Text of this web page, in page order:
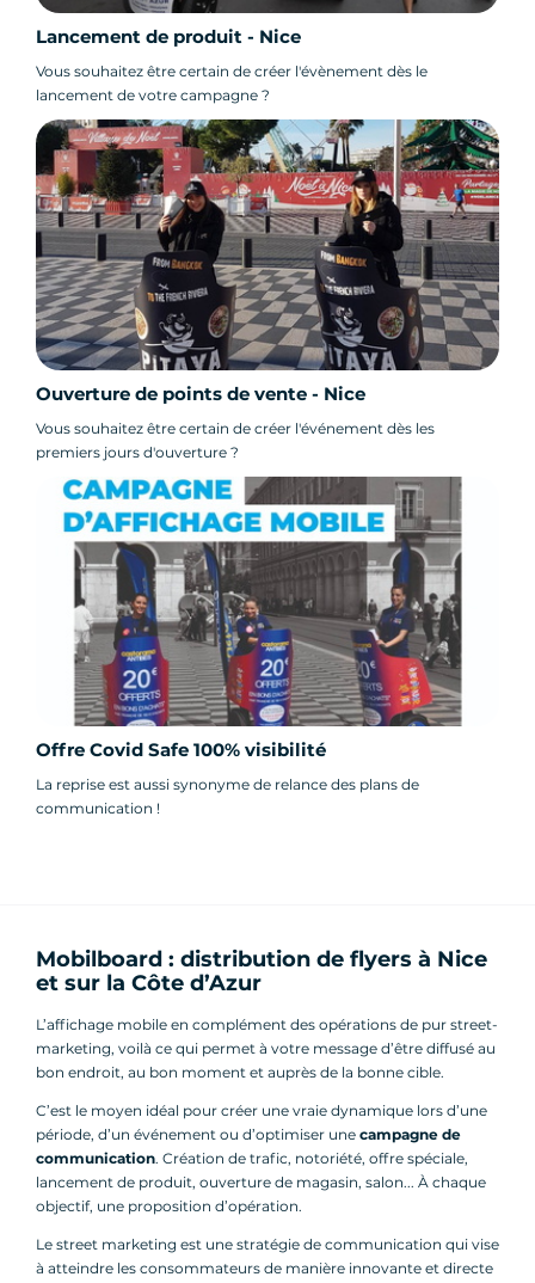
Lancement de produit - Nice
Vous souhaitez être certain de créer l'évènement dès le
lancement de votre campagne ?
Ouverture de points de vente - Nice
Vous souhaitez être certain de créer l'événement dès les
premiers jours d'ouverture ?
Offre Covid Safe 100% visibilité
La reprise est aussi synonyme de relance des plans de
communication !
Mobilboard : distribution de flyers à Nice
et sur la Côte d’Azur
L’affichage mobile en complément des opérations de pur street-
marketing, voilà ce qui permet à votre message d’être diffusé au
bon endroit, au bon moment et auprès de la bonne cible.
C’est le moyen idéal pour créer une vraie dynamique lors d’une
période, d’un événement ou d’optimiser une campagne de
communication. Création de trafic, notoriété, offre spéciale,
lancement de produit, ouverture de magasin, salon... À chaque
objectif, une proposition d’opération.
Le street marketing est une stratégie de communication qui vise
à atteindre les consommateurs de manière innovante et directe